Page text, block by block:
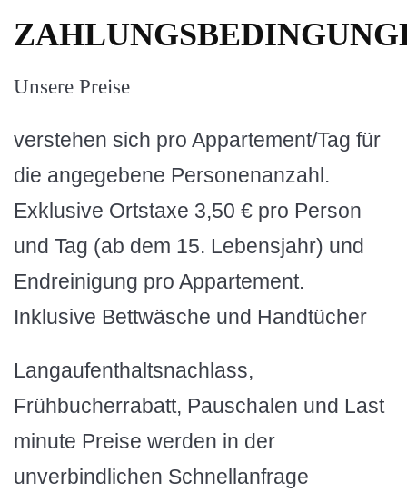
Unsere Preise
verstehen sich pro Appartement/Tag für
die angegebene Personenanzahl.
Exklusive Ortstaxe 3,50 € pro Person
und Tag (ab dem 15. Lebensjahr) und
Endreinigung pro Appartement.
Inklusive Bettwäsche und Handtücher
Langaufenthaltsnachlass,
Frühbucherrabatt, Pauschalen und Last
minute Preise werden in der
unverbindlichen Schnellanfrage